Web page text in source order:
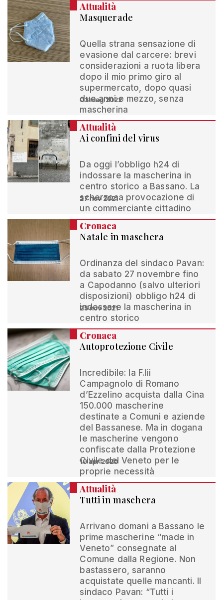
Attualità
Masquerade
Quella strana sensazione di
evasione dal carcere: brevi
considerazioni a ruota libera
dopo il mio primo giro al
supermercato, dopo quasi
due anni e mezzo, senza
mascherina
03 mag 2022
Attualità
Ai confini del virus
Da oggi l’obbligo h24 di
indossare la mascherina in
centro storico a Bassano. La
scherzosa provocazione di
un commerciante cittadino
27 nov 2021
Cronaca
Natale in maschera
Ordinanza del sindaco Pavan:
da sabato 27 novembre fino
a Capodanno (salvo ulteriori
disposizioni) obbligo h24 di
indossare la mascherina in
centro storico
25 nov 2021
Cronaca
Autoprotezione Civile
Incredibile: la F.lii
Campagnolo di Romano
d’Ezzelino acquista dalla Cina
150.000 mascherine
destinate a Comuni e aziende
del Bassanese. Ma in dogana
le mascherine vengono
confiscate dalla Protezione
Civile del Veneto per le
proprie necessità
10 apr 2020
Attualità
Tutti in maschera
Arrivano domani a Bassano le
prime mascherine “made in
Veneto” consegnate al
Comune dalla Regione. Non
bastassero, saranno
acquistate quelle mancanti. Il
sindaco Pavan: “Tutti i